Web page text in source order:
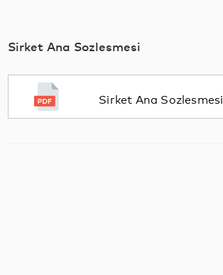
Sirket Ana Sozlesmesi
Sirket Ana Sozlesmesi